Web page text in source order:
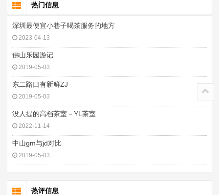
热门信息
深圳最便宜小巷子喝茶服务的地方
2023-04-13
佛山乐园游记
2019-05-03
东二路口有新鲜ZJ
2019-05-03
没人提的高档茶室－YL茶室
2022-11-14
中山gm与jd对比
2019-05-03
热评信息